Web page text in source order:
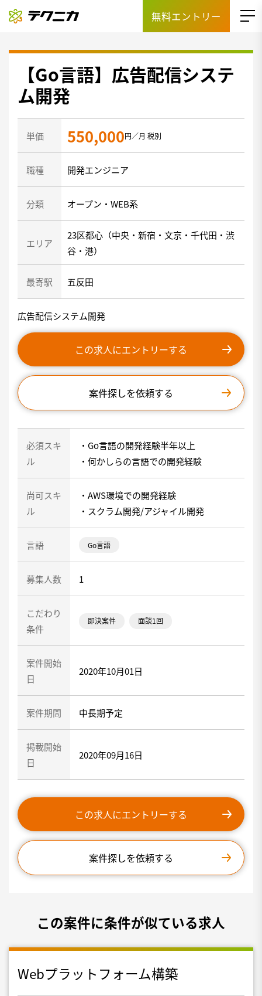
無料エントリー
【Go言語】広告配信システ
ム開発
単価 550,000円／月 税別
職種 開発エンジニア
分類 オープン・WEB系
エリア
23区都心（中央・新宿・文京・千代田・渋
谷・港）
最寄駅 五反田
広告配信システム開発
この求人にエントリーする
案件探しを依頼する
必須スキ
ル
・Go言語の開発経験半年以上
・何かしらの言語での開発経験
尚可スキ
ル
・AWS環境での開発経験
・スクラム開発/アジャイル開発
言語 Go言語
募集人数 1
こだわり
条件
即決案件 面談1回
案件開始
日
2020年10月01日
案件期間 中長期予定
掲載開始
日
2020年09月16日
この求人にエントリーする
案件探しを依頼する
この案件に条件が似ている求人
Webプラットフォーム構築